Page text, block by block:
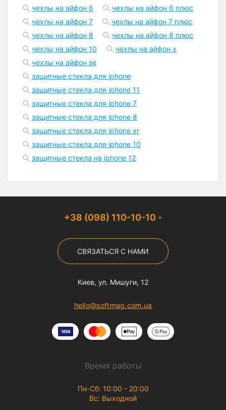
чехлы на айфон 6
чехлы на айфон 6 плюс
чехлы на айфон 7
чехлы на айфон 7 плюс
чехлы на айфон 8
чехлы на айфон 8 плюс
чехлы на айфон 10
чехлы на айфон x
чехлы на айфон se
защитные стекла для iphone
защитные стекла для iphone 11
защитные стекла для iphone 7
защитные стекла для iphone 8
защитные стекла для iphone xr
защитные стекла для iphone 10
защитные стекла на iphone 12
+38 (098) 110-10-10
СВЯЗАТЬСЯ С НАМИ
Киев, ул. Мишуги, 12
hello@softmag.com.ua
Время работы
Пн-Сб: 10:00 - 20:00
Вс: Выходной